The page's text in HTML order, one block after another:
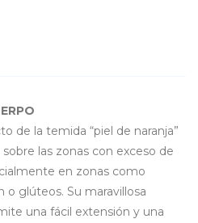
de la temida “piel de naranja”
las zonas con exceso de
en zonas como
o glúteos. Su maravillosa
una fácil extensión y una